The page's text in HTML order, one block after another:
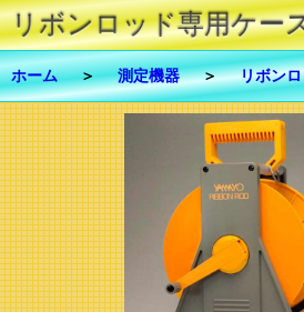
リボンロッド専用ケー
メニューを閉
商品一覧
修理・メンテナンス
FAX注文
お問合せ
ホーム ＞ 測定機器 ＞ リボン